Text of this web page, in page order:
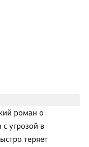
роман о
угрозой в
теряет